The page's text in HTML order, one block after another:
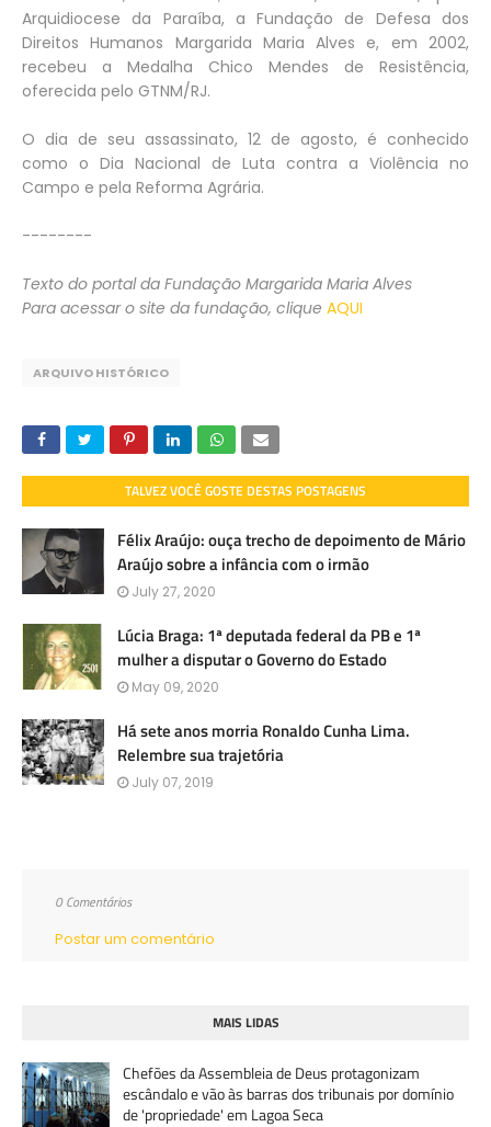
Arquidiocese da Paraíba, a Fundação de Defesa dos
Direitos Humanos Margarida Maria Alves e, em 2002,
recebeu a Medalha Chico Mendes de Resistência,
oferecida pelo GTNM/RJ.
O dia de seu assassinato, 12 de agosto, é conhecido
como o Dia Nacional de Luta contra a Violência no
Campo e pela Reforma Agrária.
--------
Texto do portal da Fundação Margarida Maria Alves
Para acessar o site da fundação, clique AQUI
ARQUIVO HISTÓRICO
TALVEZ VOCÊ GOSTE DESTAS POSTAGENS
Félix Araújo: ouça trecho de depoimento de Mário
Araújo sobre a infância com o irmão
July 27, 2020
Lúcia Braga: 1ª deputada federal da PB e 1ª
mulher a disputar o Governo do Estado
May 09, 2020
Há sete anos morria Ronaldo Cunha Lima.
Relembre sua trajetória
July 07, 2019
0 Comentários
Postar um comentário
MAIS LIDAS
Chefões da Assembleia de Deus protagonizam
escândalo e vão às barras dos tribunais por domínio
de 'propriedade' em Lagoa Seca